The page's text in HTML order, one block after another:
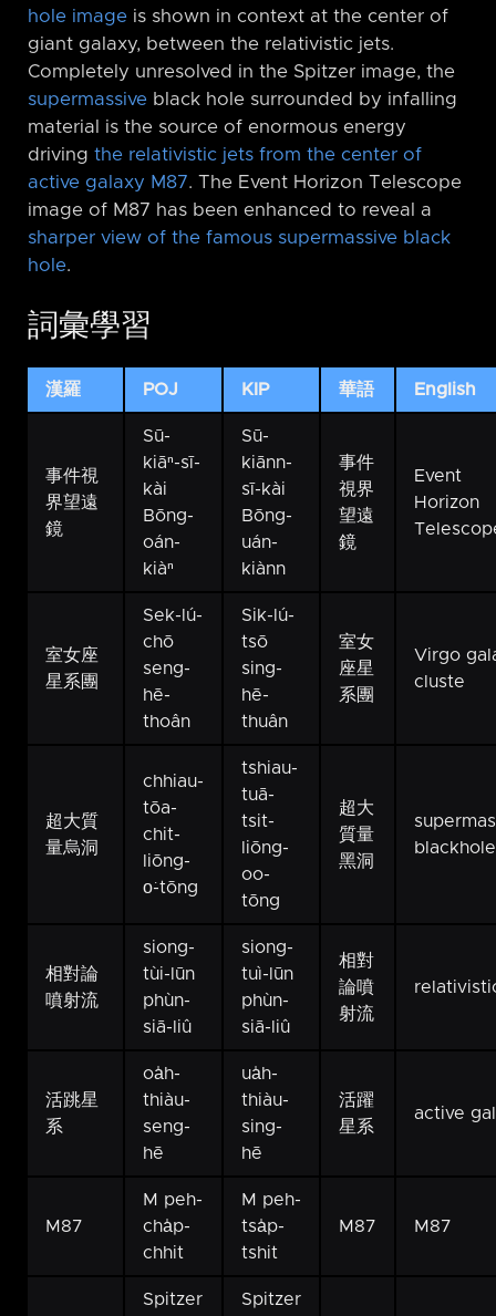
hole image is shown in context at the center of
giant galaxy, between the relativistic jets.
Completely unresolved in the Spitzer image, the
supermassive black hole surrounded by infalling
material is the source of enormous energy
driving the relativistic jets from the center of
active galaxy M87. The Event Horizon Telescope
image of M87 has been enhanced to reveal a
sharper view of the famous supermassive black
hole.
詞彙學習
漢羅 POJ KIP 華語 English
事件視
界望遠
鏡
Sū-
kiāⁿ-sī-
kài
Bōng-
oán-
kiàⁿ
Sū-
kiānn-
sī-kài
Bōng-
uán-
kiànn
事件
視界
望遠
鏡
Event
Horizon
室女座
星系團
Sek-lú-
chō
seng-
hē-
thoân
Sik-lú-
tsō
sing-
hē-
thuân
室女
座星
系團
Virgo
cluste
超大質
量烏洞
chhiau-
tōa-
chit-
liōng-
o͘-tōng
tshiau-
tuā-
tsit-
liōng-
oo-
tōng
超大
質量
黑洞
blackhole
相對論
噴射流
siong-
tùi-lūn
phùn-
siā-liû
siong-
tuì-lūn
phùn-
siā-liû
相對
論噴
射流
活跳星
系
oa̍h-
thiàu-
seng-
hē
ua̍h-
thiàu-
sing-
hē
活躍
星系
active
M87
M peh-
cha̍p-
chhit
M peh-
tsa̍p-
tshit
M87 M87
Spitzer
Spitzer